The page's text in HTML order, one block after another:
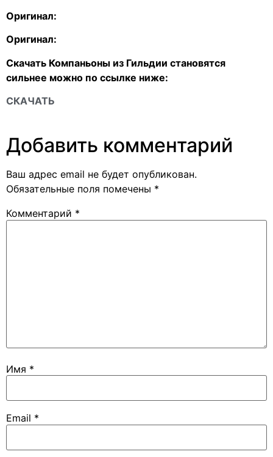
Оригинал:
Оригинал:
Скачать Компаньоны из Гильдии становятся
сильнее можно по ссылке ниже:
СКАЧАТЬ
Добавить комментарий
Ваш адрес email не будет опубликован.
Обязательные поля помечены *
Комментарий *
Имя *
Email *